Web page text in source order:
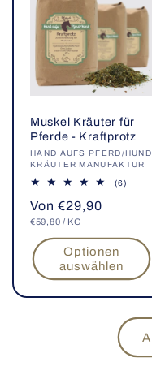
Muskel Kräuter für
Pferde - Kraftprotz
Anbieter:
HAND AUFS PFERD/HUND
KRÄUTER MANUFAKTUR
(6)
Normaler
Preis
Von €29,90
GRUNDPREIS
€59,80 / PRO
KG
Optionen
auswählen